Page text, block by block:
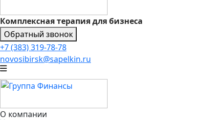
Комплексная терапия для бизнеса
Обратный звонок
+7 (383) 319-78-78
novosibirsk@sapelkin.ru
О компании